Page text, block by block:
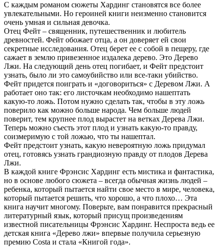
С каждым романом сюжеты Хардинг становятся все более
увлекательными. Но героиней книги неизменно становится
очень умная и сильная девочка.
Отец Фейт – священник, путешественник и любитель
древностей. Фейт обожает отца, а он доверяет ей свои
секретные исследования. Отец берет ее с собой в пещеру, где
сажает в землю привезенное издалека дерево. Это Дерево
Лжи. На следующий день отец погибает, и Фейт предстоит
узнать, было ли это самоубийство или все-таки убийство.
Фейт придется поиграть и «договориться» с Деревом Лжи. А
работает оно так: его листочкам необходимо нашептать
какую-то ложь. Потом нужно сделать так, чтобы в эту ложь
поверило как можно больше народа. Чем больше людей
поверит, тем крупнее плод вырастет на ветках Дерева Лжи.
Теперь можно съесть этот плод и узнать какую-то правду,
соизмеримую с той ложью, что ты нашептал.
Фейт предстоит узнать, какую невероятную ложь придумал
отец, готовясь узнать грандиозную правду от плодов Дерева
Лжи.
В каждой книге Фрэнсис Хардинг есть мистика и фантастика,
но в основе любого сюжета – всегда обычная жизнь людей –
ребенка, который пытается найти свое место в мире, человека,
который пытается решить, что хорошо, а что плохо… Эта
книга научит многому. Поверьте, вам понравится прекрасный
литературный язык, который присущ произведениям
известной писательницы Фрэнсис Хардинг. Неспроста ведь ее
детская книга «Дерево лжи» впервые получила серьезную
премию Costa и стала «Книгой года».